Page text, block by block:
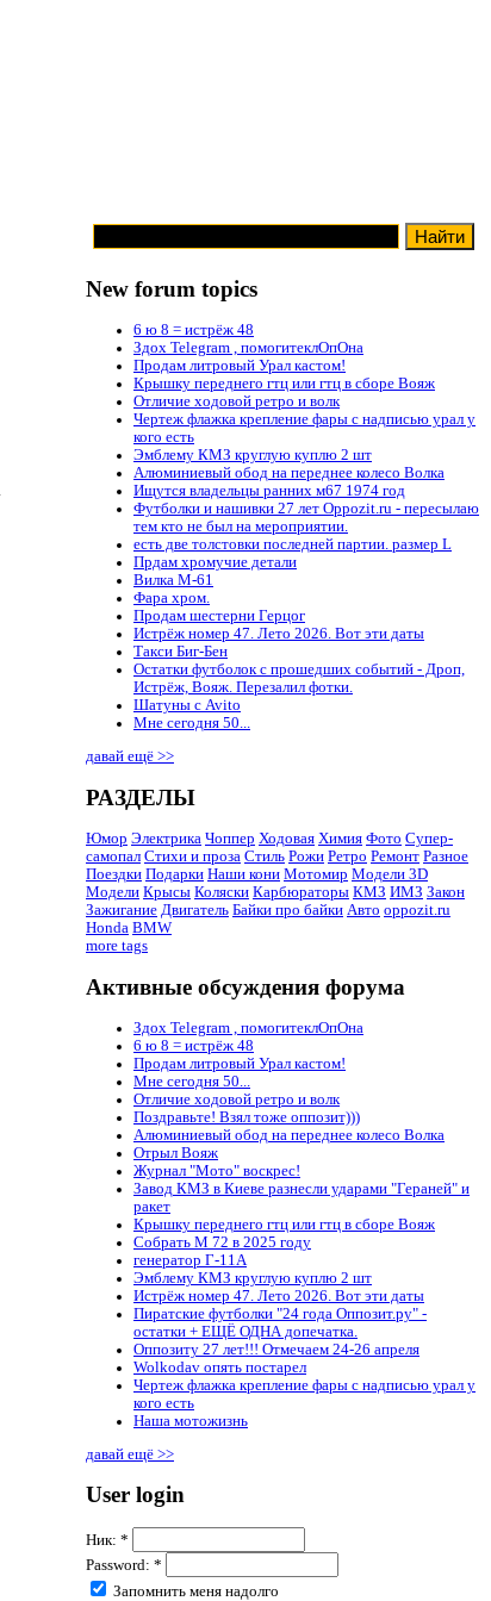
New forum topics
6 ю 8 = истрёж 48
Здох Telegram , помогитеклОпОна
Продам литровый Урал кастом!
Крышку переднего гтц или гтц в сборе Вояж
Отличие ходовой ретро и волк
Чертеж флажка крепление фары с надписью урал у
кого есть
Эмблему КМЗ круглую куплю 2 шт
Алюминиевый обод на переднее колесо Волка
Ищутся владельцы ранних м67 1974 год
Футболки и нашивки 27 лет Oppozit.ru - пересылаю
тем кто не был на мероприятии.
есть две толстовки последней партии. размер L
Прдам хромучие детали
Вилка М-61
Фара хром.
Продам шестерни Герцог
Истрёж номер 47. Лето 2026. Вот эти даты
Такси Биг-Бен
Остатки футболок с прошедших событий - Дроп,
Истрёж, Вояж. Перезалил фотки.
Шатуны с Avito
Мне сегодня 50...
давай ещё >>
РАЗДЕЛЫ
Юмор Электрика Чоппер Ходовая Химия Фото Супер-
самопал Стихи и проза Стиль Рожи Ретро Ремонт Разное
Поездки Подарки Наши кони Мотомир Модели 3D
Модели Крысы Коляски Карбюраторы КМЗ ИМЗ Закон
Зажигание Двигатель Байки про байки Авто oppozit.ru
Honda BMW
more tags
Активные обсуждения форума
Здох Telegram , помогитеклОпОна
6 ю 8 = истрёж 48
Продам литровый Урал кастом!
Мне сегодня 50...
Отличие ходовой ретро и волк
Поздравьте! Взял тоже оппозит)))
Алюминиевый обод на переднее колесо Волка
Отрыл Вояж
Журнал "Мото" воскрес!
Завод КМЗ в Киеве разнесли ударами "Гераней" и
ракет
Крышку переднего гтц или гтц в сборе Вояж
Собрать М 72 в 2025 году
генератор Г-11А
Эмблему КМЗ круглую куплю 2 шт
Истрёж номер 47. Лето 2026. Вот эти даты
Пиратские футболки "24 года Оппозит.ру" -
остатки + ЕЩЁ ОДНА допечатка.
Оппозиту 27 лет!!! Отмечаем 24-26 апреля
Wolkodav опять постарел
Чертеж флажка крепление фары с надписью урал у
кого есть
Наша мотожизнь
давай ещё >>
User login
Ник: *
Password: *
Запомнить меня надолго